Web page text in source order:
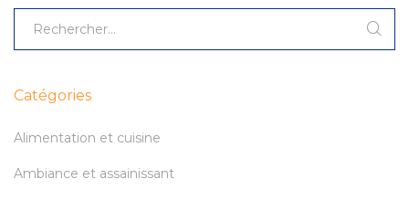
Catégories
Alimentation et cuisine
Ambiance et assainissant